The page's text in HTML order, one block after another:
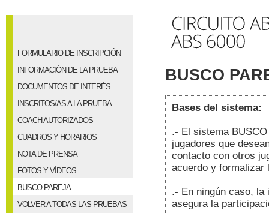
FORMULARIO DE INSCRIPCIÓN
INFORMACIÓN DE LA PRUEBA
DOCUMENTOS DE INTERÉS
INSCRITOS/AS A LA PRUEBA
COACH AUTORIZADOS
CUADROS Y HORARIOS
NOTA DE PRENSA
FOTOS Y VÍDEOS
BUSCO PAREJA
VOLVER A TODAS LAS PRUEBAS
BUSCO
Bases del sistema:
.- El sistema
jugadores que
contacto con otros
acuerdo y formalizar
.- En ningún caso, la
asegura la